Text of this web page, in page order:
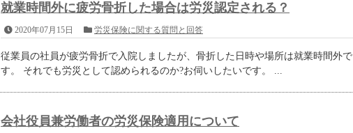
就業時間外に疲労骨折した場合は労災認定される？
2020年07月15日 労災保険に関する質問と回答
従業員の社員が疲労骨折で入院しましたが、骨折した日時や場所は就業時間外で
す。 それでも労災として認められるのか?お伺いしたいです。 ...
会社役員兼労働者の労災保険適用について